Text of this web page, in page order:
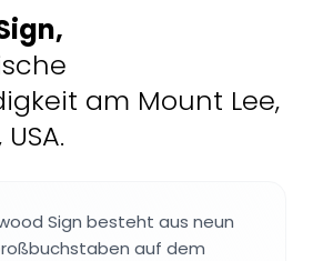
,
am Mount Lee,
Sign besteht aus neun
auf dem